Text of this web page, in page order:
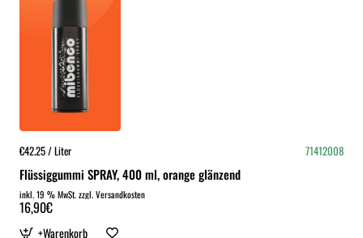
€42.25 / Liter 71412008
Flüssiggummi SPRAY, 400 ml, orange glänzend
inkl. 19 % MwSt. zzgl. Versandkosten
16,90€
+Warenkorb